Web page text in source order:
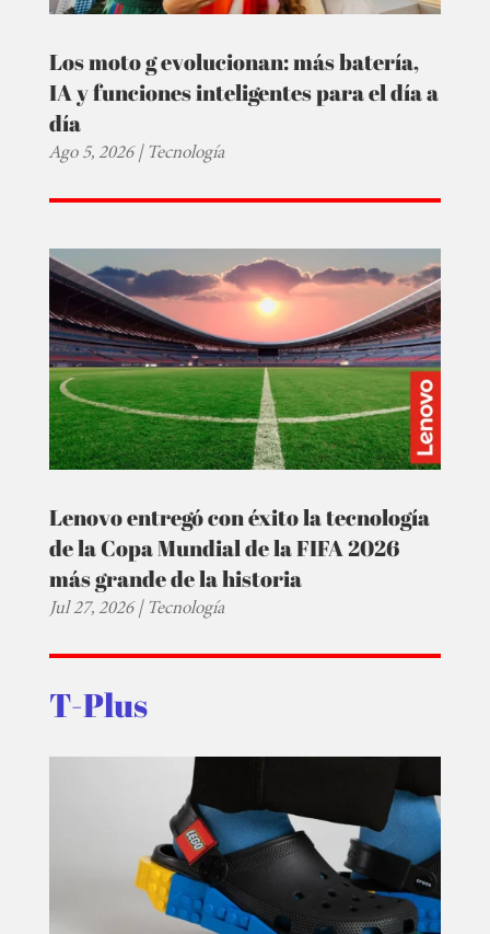
Los moto g evolucionan: más batería,
IA y funciones inteligentes para el día a
día
Ago 5, 2026|Tecnología
Lenovo entregó con éxito la tecnología
de la Copa Mundial de la FIFA 2026
más grande de la historia
Jul 27, 2026|Tecnología
T-Plus